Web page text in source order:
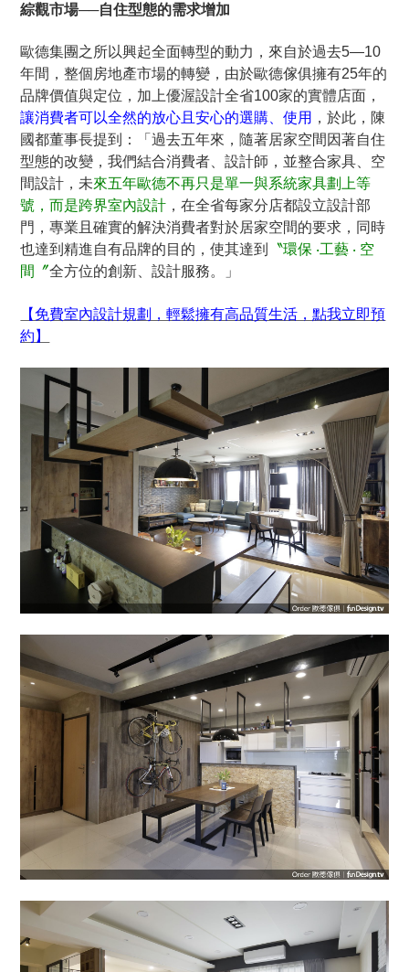
綜觀市場──自住型態的需求增加
歐德集團之所以興起全面轉型的動力，來自於過去5—10
年間，整個房地產市場的轉變，由於歐德傢俱擁有25年的
品牌價值與定位，加上優渥設計全省100家的實體店面，
讓消費者可以全然的放心且安心的選購、使用 ，於此，陳
國都董事長提到：「過去五年來，隨著居家空間因著自住
型態的改變，我們結合消費者、設計師，並整合家具、空
間設計，未來五年歐德不再只是單一與系統家具劃上等
號，而是跨界室內設計 ，在全省每家分店都設立設計部
門，專業且確實的解決消費者對於居家空間的要求，同時
也達到精進自有品牌的目的，使其達到
〝環保 ‧工藝 ‧ 空
間〞全方位的創新、設計服務。」
【免費室內設計規劃，輕鬆擁有高品質生活，點我立即預
約】